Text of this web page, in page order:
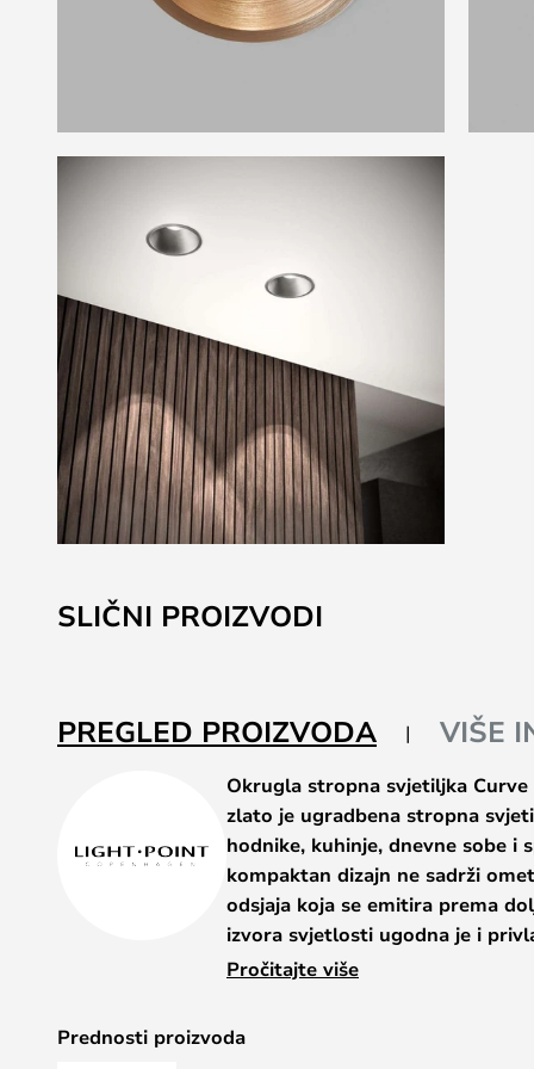
to
the
the
images
SLIČNI PROIZVODI
PREGLED PROIZVODA VIŠE
Okrugla stropna svjetiljka
zlato je ugradbena stropna
hodnike, kuhinje, dnevne sobe i
kompaktan dizajn ne sadrži
odsjaja koja se emitira prema
izvora svjetlosti ugodna je i
temperature boje od 2700 ili
Serija Curve uključuje svjetiljke u
Pročitajte više
Prednosti proizvoda